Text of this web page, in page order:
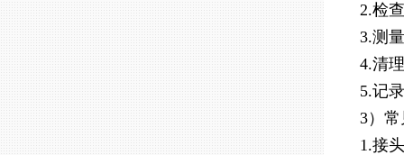
2.检
3.测
4.清
5.记
3）
1.接